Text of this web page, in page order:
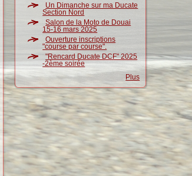
Un Dimanche sur ma Ducate
Section Nord
Salon de la Moto de Douai
15-16 mars 2025
Ouverture inscriptions
"course par course".
"Rencard Ducate DCF" 2025
-2ème soirée
Plus